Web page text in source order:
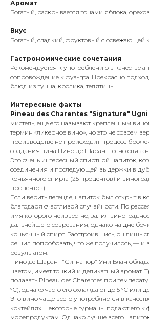
Аромат
Богатый, раскрывается тонами яблока,
Вкус
Богатый, сладкий, фруктовый с освежающей
Гастрономические сочетания
Рекомендуется к употреблению в качестве
сопровождение к фуа-гра. Прекрасно
блюд из тунца, кролика, телятины.
Интересные факты
Pineau des Charentes "Signature" Ugni
мистель, еще его называют крепленным
термин «ликерное вино», но это не совсем
производстве не происходит процесс
создания вина Пино де Шарант тесно
Это очень интересный спиртной напиток,
соединения и последующей выдержки в
коньячного спирта (25 процентов) и
процентов).
Если верить легенде, напиток был открыт в
благодаря счастливой случайности. По
имя которого неизвестно, залил
дальнейшего созревания, однако на дне
коньячный спирт. Расстроившись, он лишь
решил попробовать, что же получилось, — и
результатом.
Пино де Шарант "Сигнатюр" Уни Блан
цветом, имеет тонкий и деликатный аромат.
подавать Pineau des Charentes при
°С), однако часто его охлаждают до 5 °С или
Это вино чаще всего употребляется в
коктейлях. Некоторые гурманы подают его к
морепродуктам. Однако лучше всего